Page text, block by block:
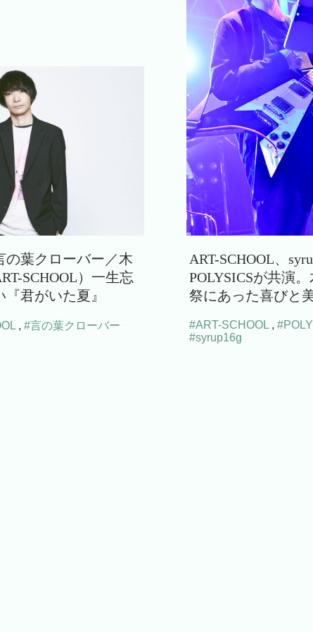
の葉クローバー／木
SCHOOL）一生忘
君がいた夏』
, #言の葉クローバー
ART-SCHOOL、
POLYSICSが共演
祭にあった喜びと
#ART-SCHOOL ,
#syrup16g